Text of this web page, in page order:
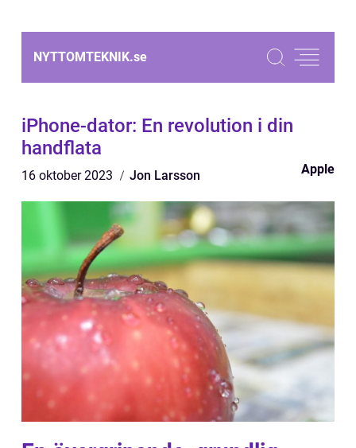
NYTTOMTEKNIK.se
iPhone-dator: En revolution i din
handflata
16 oktober 2023 Jon Larsson Apple